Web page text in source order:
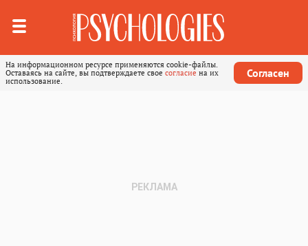
На информационном ресурсе применяются cookie-файлы.
Оставаясь на сайте, вы подтверждаете свое согласие на их
использование.
Согласен